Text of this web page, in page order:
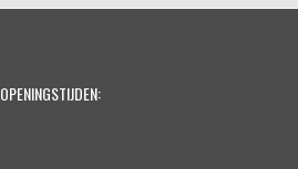
OPENINGSTIJDEN: